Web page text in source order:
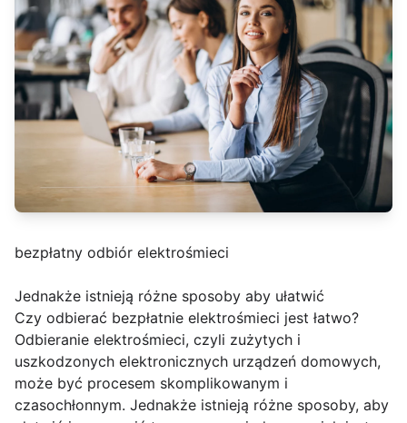
bezpłatny odbiór elektrośmieci
Jednakże istnieją różne sposoby aby ułatwić
Czy odbierać bezpłatnie elektrośmieci jest łatwo?
Odbieranie elektrośmieci, czyli zużytych i
uszkodzonych elektronicznych urządzeń domowych,
może być procesem skomplikowanym i
czasochłonnym. Jednakże istnieją różne sposoby, aby